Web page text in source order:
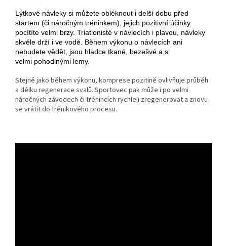
Lýtkové návleky si můžete obléknout i delší dobu před
startem (či náročným tréninkem), jejich pozitivní účinky
pocítíte velmi brzy. Triatlonisté v návlecích i plavou, návleky
skvěle drží i ve vodě. Během výkonu o návlecích ani
nebudete vědět, jsou hladce tkané, bezešvé a s
velmi pohodlnými lemy.
Stejně jako během výkonu, komprese pozitině ovlivňuje průběh
a délku regenerace svalů. Sportovec pak může i po velmi
náročných závodech či trénincích rychleji zregenerovat a znovu
se vrátit do trénikového procesu.